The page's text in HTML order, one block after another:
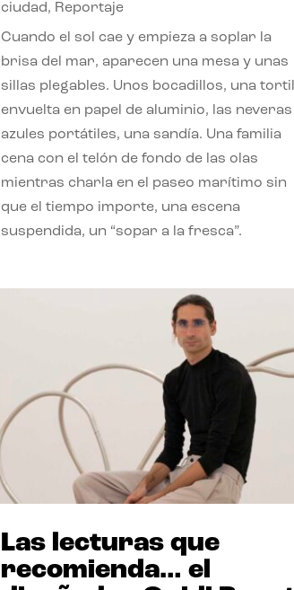
ciudad, Reportaje
Cuando el sol cae y empieza a soplar la
brisa del mar, aparecen una mesa y unas
sillas plegables. Unos bocadillos, una
envuelta en papel de aluminio, las neveras
azules portátiles, una sandía. Una familia
cena con el telón de fondo de las olas
mientras charla en el paseo marítimo sin
que el tiempo importe, una escena
suspendida, un “sopar a la fresca”.
Las lecturas que
recomienda… el